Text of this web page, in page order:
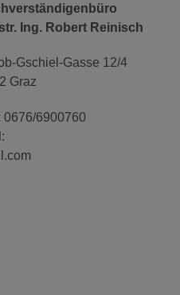
Ing. Robert Reinisch
Gschiel-Gasse 12/4
Graz
0676/6900760